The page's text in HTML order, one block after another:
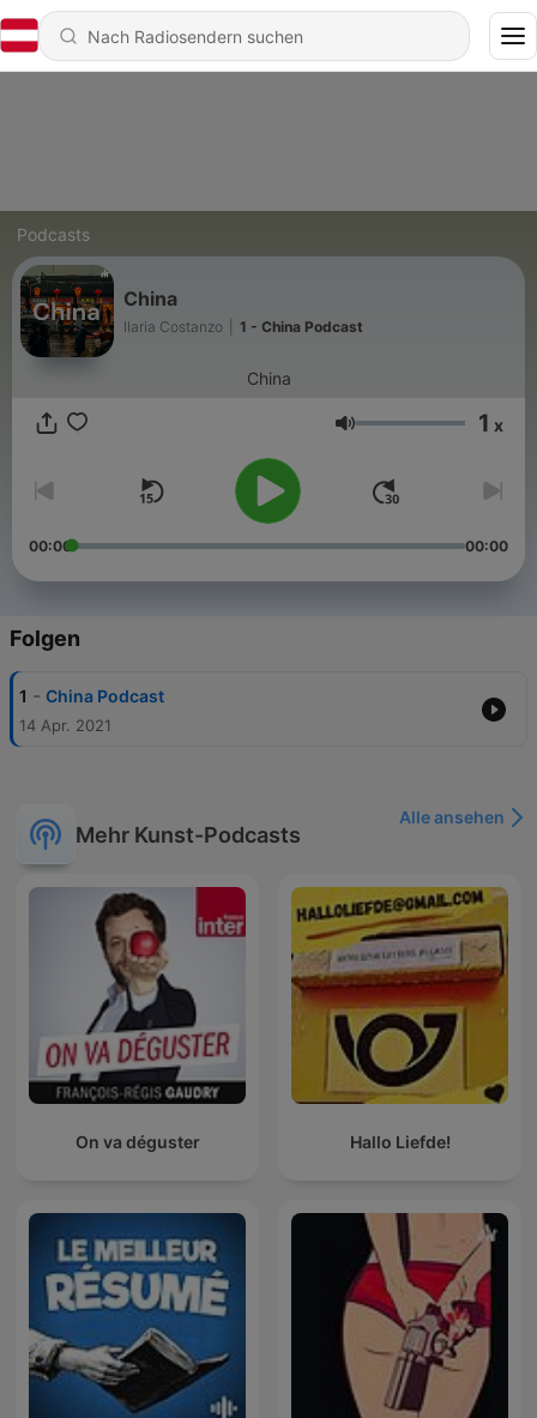
Podcasts
China
Ilaria Costanzo 1 - China Podcast
China
Lautstärke 1 x
00:00 00:00
Folgen
1 - China Podcast
14 Apr. 2021
Mehr Kunst-Podcasts
Alle ansehen
On va déguster Hallo Liefde!